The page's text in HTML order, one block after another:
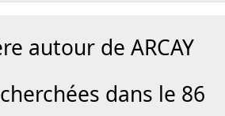
autour de ARCAY
dans le 86